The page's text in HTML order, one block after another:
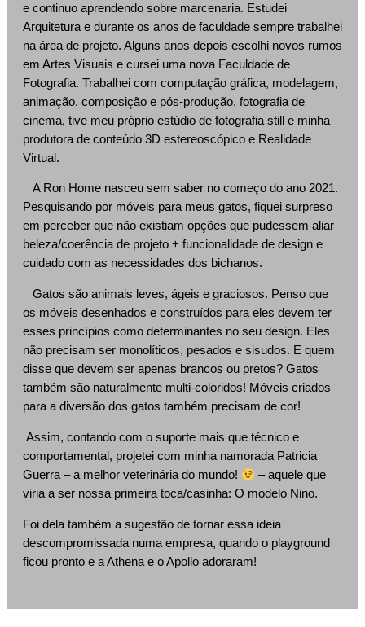
e continuo aprendendo sobre marcenaria. Estudei
Arquitetura e durante os anos de faculdade sempre trabalhei
na área de projeto. Alguns anos depois escolhi novos rumos
em Artes Visuais e cursei uma nova Faculdade de
Fotografia. Trabalhei com computação gráfica, modelagem,
animação, composição e pós-produção, fotografia de
cinema, tive meu próprio estúdio de fotografia still e minha
produtora de conteúdo 3D estereoscópico e Realidade
Virtual.
A Ron Home nasceu sem saber no começo do ano 2021.
Pesquisando por móveis para meus gatos, fiquei surpreso
em perceber que não existiam opções que pudessem aliar
beleza/coerência de projeto + funcionalidade de design e
cuidado com as necessidades dos bichanos.
Gatos são animais leves, ágeis e graciosos. Penso que
os móveis desenhados e construídos para eles devem ter
esses princípios como determinantes no seu design. Eles
não precisam ser monolíticos, pesados e sisudos. E quem
disse que devem ser apenas brancos ou pretos? Gatos
também são naturalmente multi-coloridos! Móveis criados
para a diversão dos gatos também precisam de cor!
Assim, contando com o suporte mais que técnico e
comportamental, projetei com minha namorada Patricia
Guerra – a melhor veterinária do mundo!
– aquele que
viria a ser nossa primeira toca/casinha: O modelo Nino.
Foi dela também a sugestão de tornar essa ideia
descompromissada numa empresa, quando o playground
ficou pronto e a Athena e o Apollo adoraram!